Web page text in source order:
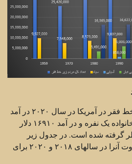
طبق آخرین تعریف برای خط فقر در آمریکا در سال ۲۰۲۰ در آمد
سالانه ۱۲۴۹۰ دلار برای خانواده یک نفره و در آمد ۱۶۹۱۰ دلار
۲ نفره در نظر گرفته شده است. در جدول زیر
تفاوت تعریف و میزان تفاوت آنرا در سالهای ۲۰۱۸ و ۲۰۲۰ برای